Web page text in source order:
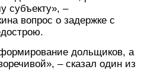
субъекту», –
вопрос о задержке с
дольщиков, а
– сказал один из